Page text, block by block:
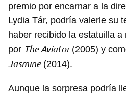
premio por encarnar a la
Lydia Tár, podría valerle su
haber recibido la estatuilla
por The Aviator(2005) y
Jasmine(2014).
Aunque la sorpresa podría